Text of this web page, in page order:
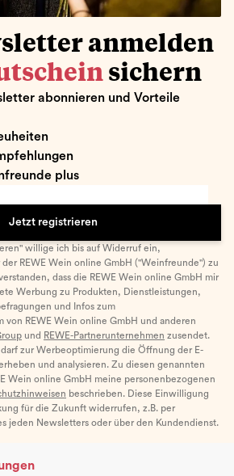
anmelden
sichern
abonnieren und Vorteile
plus
Jetzt registrieren
willige ich bis auf Widerruf ein,
der REWE Wein online GmbH ("Weinfreunde") zu
dass die REWE Wein online GmbH mir
Werbung zu Produkten, Dienstleistungen,
und Infos zum
von REWE Wein online GmbH und anderen
und REWE-Partnerunternehmen zusendet.
darf zur Werbeoptimierung die Öffnung der E-
und analysieren. Zu diesen genannten
Wein online GmbH meine personenbezogenen
beschrieben. Diese Einwilligung
für die Zukunft widerrufen, z.B. per
jeden Newsletters oder über den Kundendienst.